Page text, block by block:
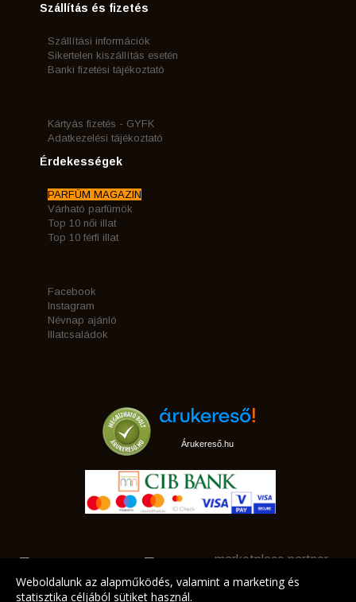
Szállítás és fizetés
Szállítási információk
Sikertelen kiszállítás esetén
Banki fizetési tájékoztató
Kártyás fizetés - GYFK
Adatkezelési tájékoztató
Érdekességek
PARFÜM MAGAZIN
Várható parfümök
Top 10 női illat
Top 10 férfi illat
Facebook
Instagram
Névnap ajánló
Illatcsaládok
Árukereső.hu
marketplace partner
Weboldalunk az alapműködés, valamint a marketing és
statisztika céljából sütiket használ.